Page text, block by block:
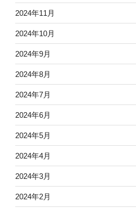
2024年11月
2024年10月
2024年9月
2024年8月
2024年7月
2024年6月
2024年5月
2024年4月
2024年3月
2024年2月